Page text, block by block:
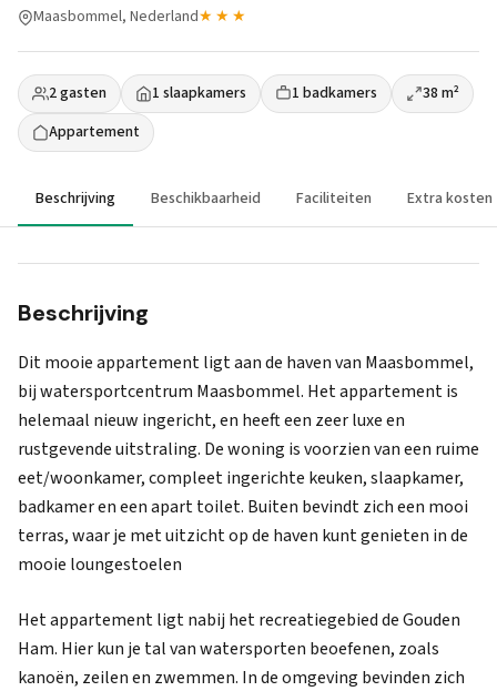
Maasbommel, Nederland★★★
2 gasten 1 slaapkamers 1 badkamers
38 m²
Appartement
Beschrijving Beschikbaarheid Faciliteiten Extra kosten
Beschrijving
Dit mooie appartement ligt aan de haven van Maasbommel,
bij watersportcentrum Maasbommel. Het appartement is
helemaal nieuw ingericht, en heeft een zeer luxe en
rustgevende uitstraling. De woning is voorzien van een ruime
eet/woonkamer, compleet ingerichte keuken, slaapkamer,
badkamer en een apart toilet. Buiten bevindt zich een mooi
terras, waar je met uitzicht op de haven kunt genieten in de
mooie loungestoelen
Het appartement ligt nabij het recreatiegebied de Gouden
Ham. Hier kun je tal van watersporten beoefenen, zoals
kanoën, zeilen en zwemmen. In de omgeving bevinden zich